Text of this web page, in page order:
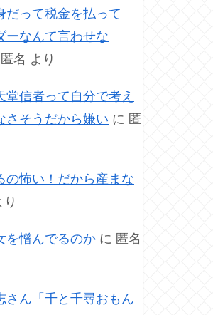
だって税金を払って
ーなんて言わせな
匿名 より
堂信者って自分で考え
さそうだから嫌い に 匿
の怖い！だから産まな
り
を憎んでるのか に 匿名
さん「千と千尋おもん